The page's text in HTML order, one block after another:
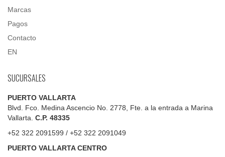
Marcas
Pagos
Contacto
EN
SUCURSALES
PUERTO VALLARTA
Blvd. Fco. Medina Ascencio No. 2778, Fte. a la entrada a Marina
Vallarta. C.P. 48335
+52 322 2091599 / +52 322 2091049
PUERTO VALLARTA CENTRO